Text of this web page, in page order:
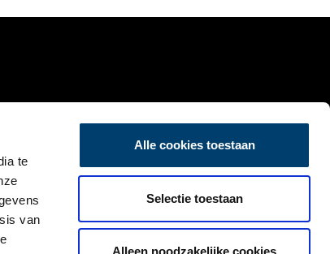
te
van
Alle cookies toestaan
Selectie toestaan
Alleen noodzakelijke cookies